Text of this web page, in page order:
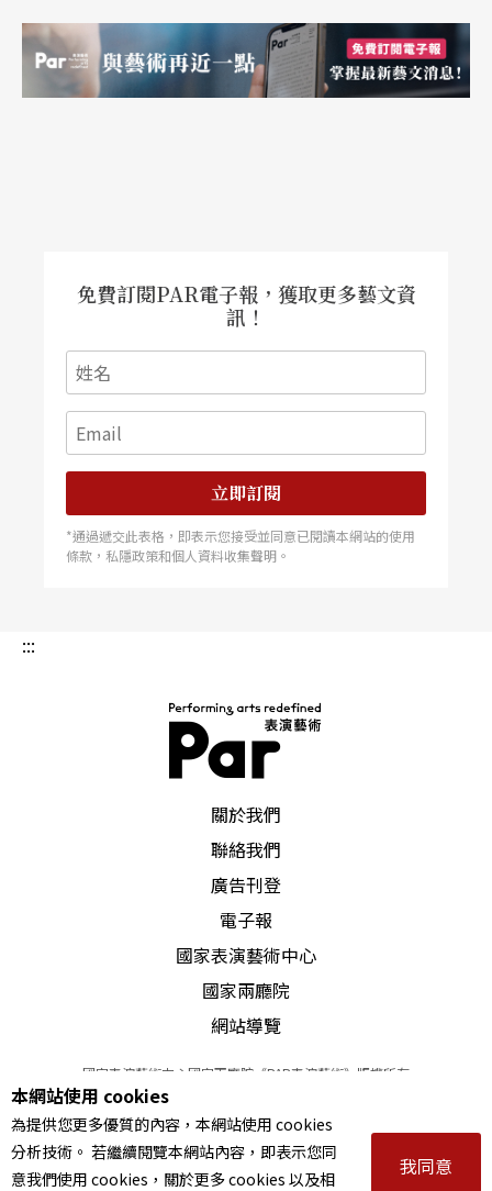
免費訂閱PAR電子報，獲取更多藝文資
訊！
立即訂閱
*通過遞交此表格，即表示您接受並同意已閱讀本網站的使用
條款，私隱政策和個人資料收集聲明。
:::
關於我們
聯絡我們
廣告刊登
電子報
國家表演藝術中心
國家兩廳院
網站導覽
國家表演藝術中心國家兩廳院《PAR表演藝術》版權所有
© 2022Performing arts redefined. All Rights Reserved
統一編號 Tax Id number 00973926
本站所提供相關演出資訊，如有異動應以主辦單位公告為準。
服務條款｜隱私權聲明｜著作權聲明
本網站使用 cookies
為提供您更多優質的內容，本網站使用 cookies
分析技術。 若繼續閱覽本網站內容，即表示您同
意我們使用 cookies，關於更多 cookies 以及相
我同意